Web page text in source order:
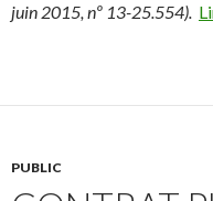
juin 2015, nº 13-25.554).
PUBLIC